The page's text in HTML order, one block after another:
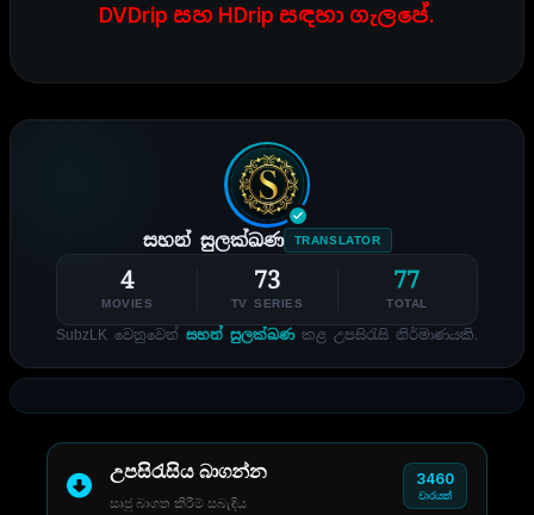
DVDrip සහ HDrip සඳහා ගැලපේ.
සහන් සුලක්ඛණ TRANSLATOR
4
MOVIES
73
TV SERIES
77
TOTAL
SubzLK වෙනුවෙන් සහන් සුලක්ඛණකළ උපසිරැසි නිර්මාණයකි.
උපසිරැසිය බාගන්න
සෘජු බාගත කිරීම් සබැඳිය
3460
වාරයක්